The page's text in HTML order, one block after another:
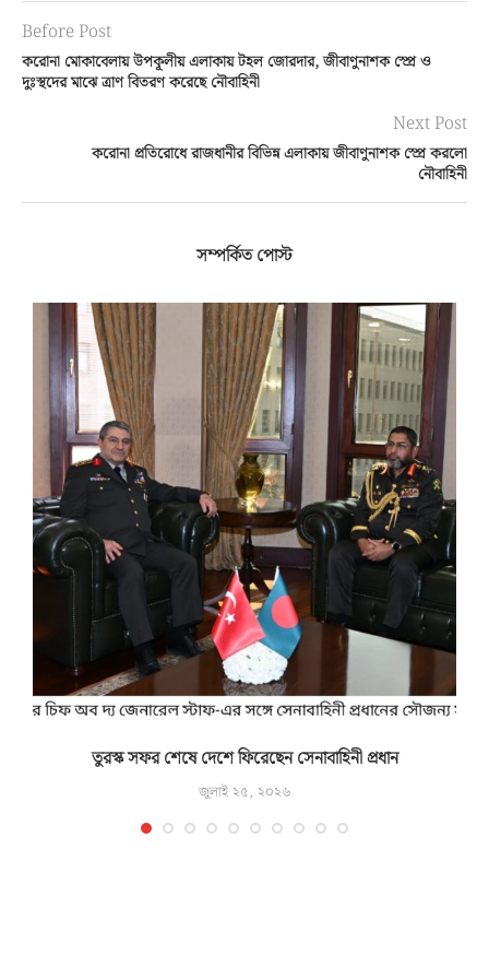
Before Post
করোনা মোকাবেলায় উপকূলীয় এলাকায় টহল জোরদার, জীবাণুনাশক স্প্রে ও
দুঃস্থদের মাঝে ত্রাণ বিতরণ করেছে নৌবাহিনী
Next Post
করোনা প্রতিরোধে রাজধানীর বিভিন্ন এলাকায় জীবাণুনাশক স্প্রে করলো
নৌবাহিনী
সম্পর্কিত পোস্ট
তুরস্ক সফর শেষে দেশে ফিরেছেন সেনাবাহিনী প্রধান
জুলাই ২৫, ২০২৬